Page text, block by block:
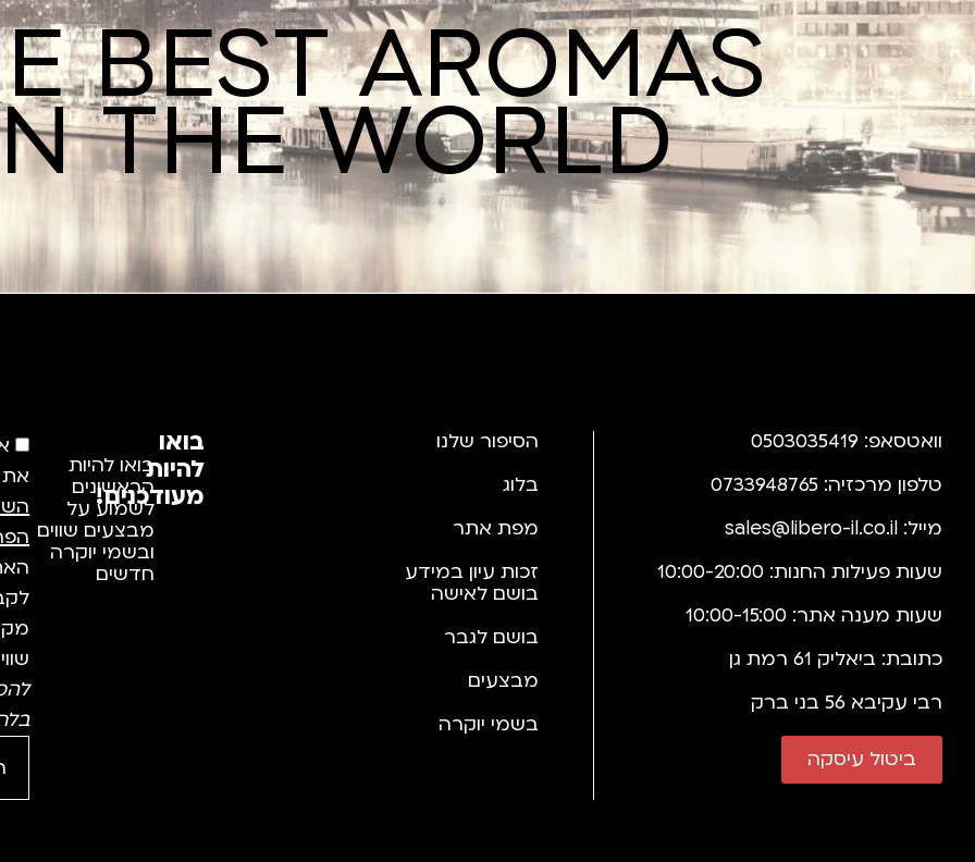
BEST AROMAS
THE WORLD
וואטסאפ: 0503035419
טלפון מרכזיה: 0733948765
מייל: sales@libero-il.co.il
שעות פעילות החנות: 10:00-20:00
שעות מענה אתר: 10:00-15:00
כתובת: ביאליק 61 רמת גן
רבי עקיבא 56 בני ברק
ביטול עיסקה
הסיפור שלנו
בלוג
מפת אתר
זכות עיון במידע
בושם לאישה
בושם לגבר
מבצעים
בשמי יוקרה
בואו
להיות
מעודכנים!
בואו להיות
הראשונים
לשמוע על
מבצעים שווים
ובשמי יוקרה
חדשים